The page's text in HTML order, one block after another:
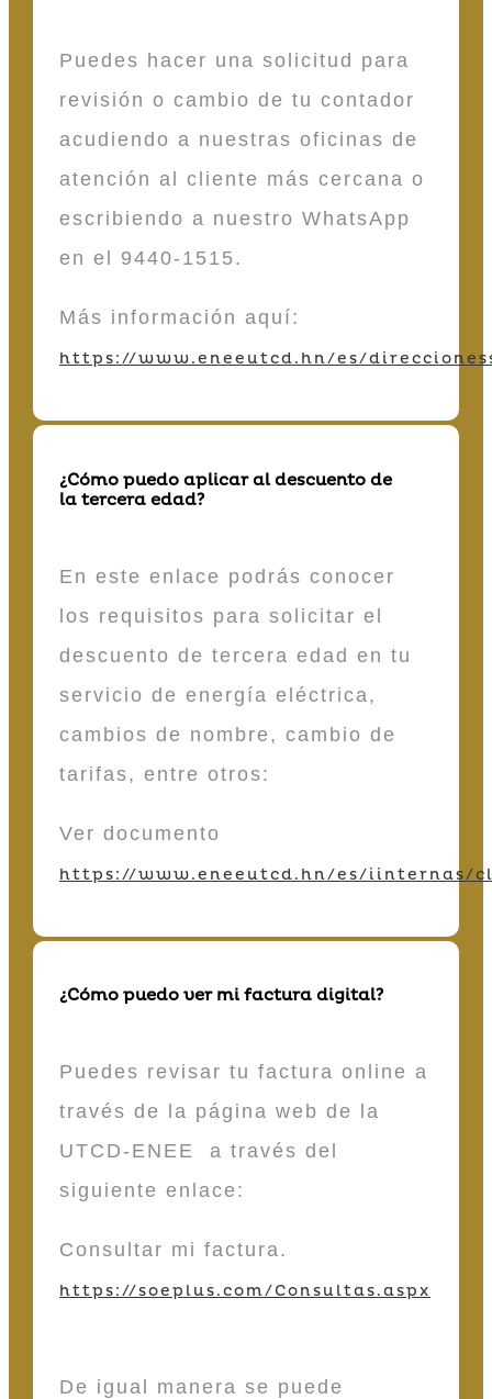
Puedes hacer una solicitud para
revisión o cambio de tu contador
acudiendo a nuestras oficinas de
atención al cliente más cercana o
escribiendo a nuestro WhatsApp
en el 9440-1515.
Más información aquí:
https://www.eneeutcd.hn/es/
¿Cómo puedo aplicar al descuento de
la tercera edad?
En este enlace podrás conocer
los requisitos para solicitar el
descuento de tercera edad en tu
servicio de energía eléctrica,
cambios de nombre, cambio de
tarifas, entre otros:
Ver documento
https://www.eneeutcd.hn/es/iinternas/
¿Cómo puedo ver mi factura digital?
Puedes revisar tu factura online a
través de la página web de la
UTCD-ENEE a través del
siguiente enlace:
Consultar mi factura.
https://soeplus.com/Consultas.aspx
De igual manera se puede